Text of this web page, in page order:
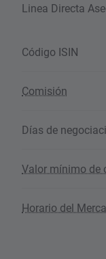
Linea Directa
Código ISIN
Comisión
Días de
Valor mínimo de
Horario del